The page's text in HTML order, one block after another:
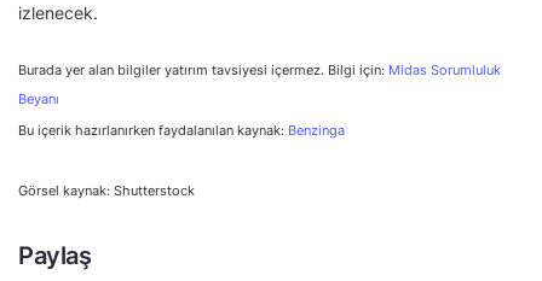
izlenecek.
Burada yer alan bilgiler yatırım tavsiyesi içermez. Bilgi için: Midas Sorumluluk
Beyanı
Bu içerik hazırlanırken faydalanılan kaynak: Benzinga
Görsel kaynak: Shutterstock
Paylaş